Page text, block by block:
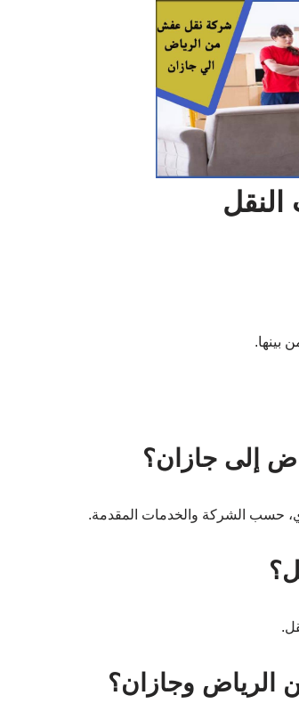
النقل
بينها.
إلى جازان؟
الرياض وجازان؟